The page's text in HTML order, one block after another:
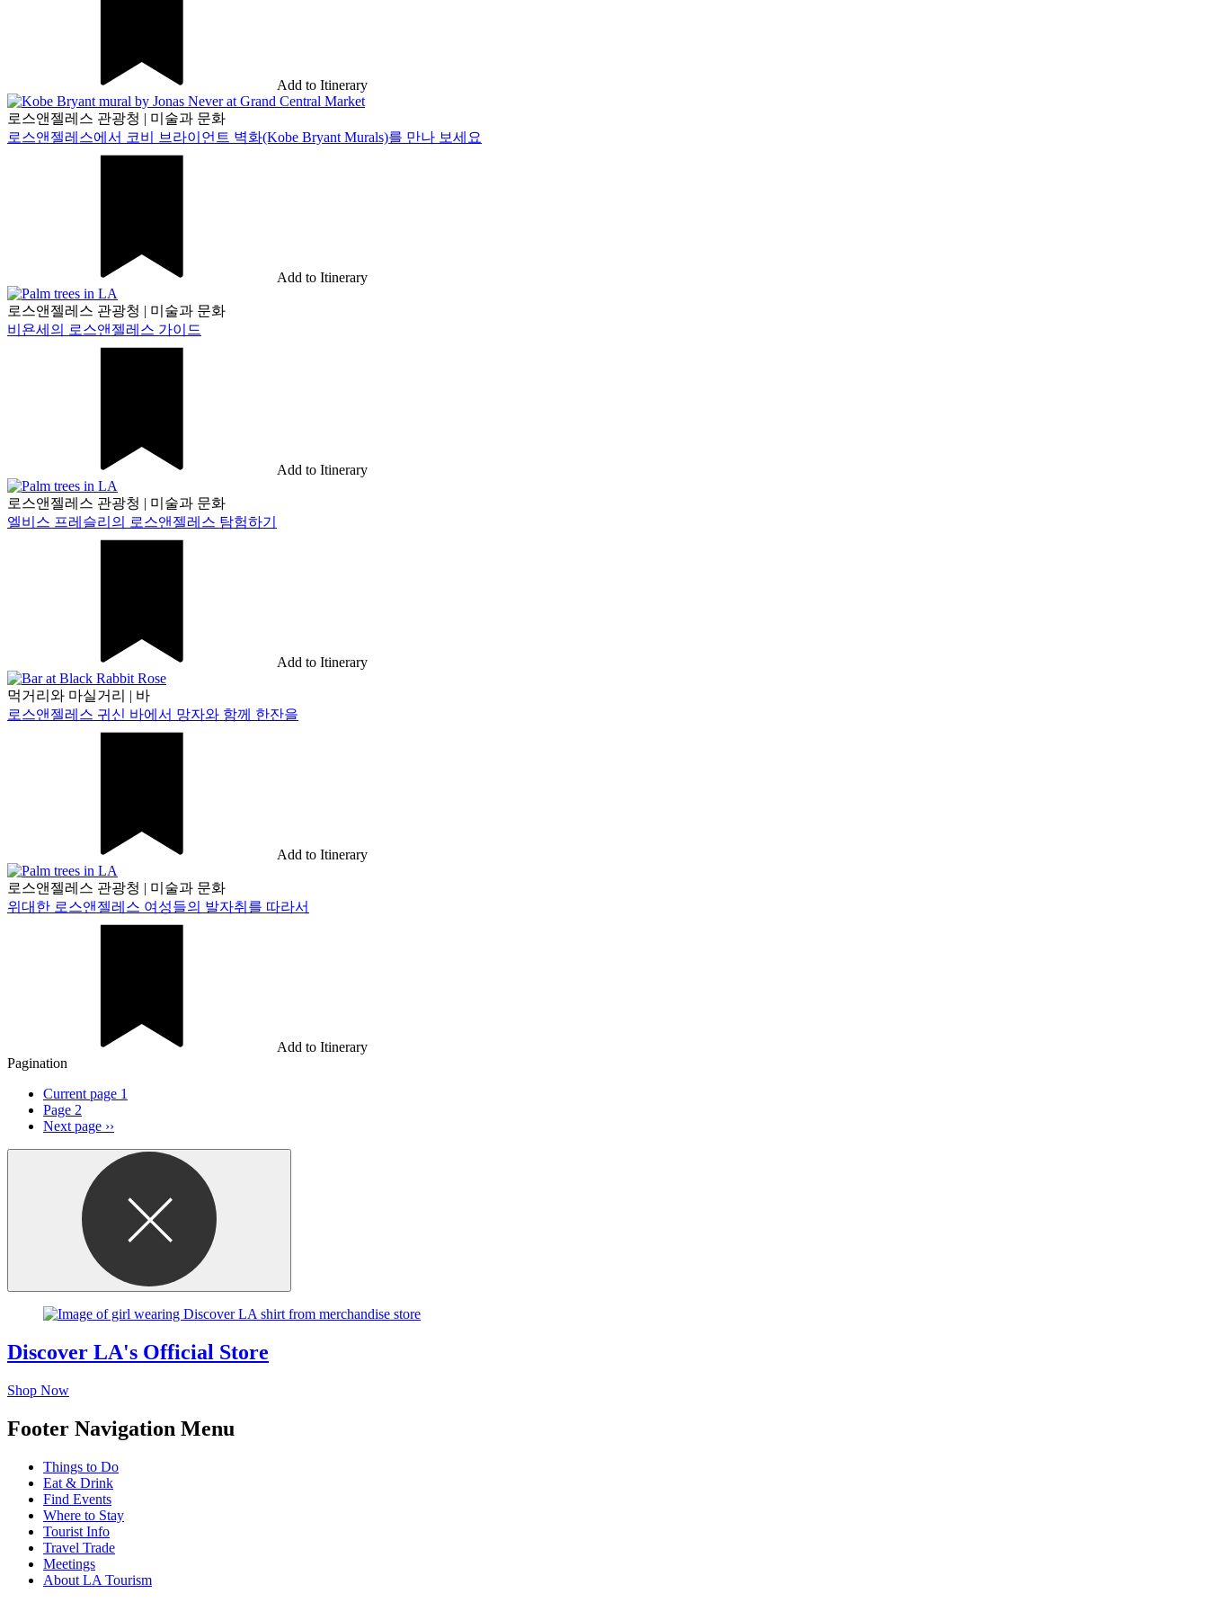
Add to Itinerary
로스앤젤레스 관광청 | 미술과 문화
로스앤젤레스에서 코비 브라이언트 벽화(Kobe Bryant Murals)를 만나 보세요
Add to Itinerary
로스앤젤레스 관광청 | 미술과 문화
비욘세의 로스앤젤레스 가이드
Add to Itinerary
로스앤젤레스 관광청 | 미술과 문화
엘비스 프레슬리의 로스앤젤레스 탐험하기
Add to Itinerary
먹거리와 마실거리 | 바
로스앤젤레스 귀신 바에서 망자와 함께 한잔을
Add to Itinerary
로스앤젤레스 관광청 | 미술과 문화
위대한 로스앤젤레스 여성들의 발자취를 따라서
Add to Itinerary
Pagination
Current page 1
Page 2
Next page ››
Discover LA's Official Store
Shop Now
Footer Navigation Menu
Things to Do
Eat & Drink
Find Events
Where to Stay
Tourist Info
Travel Trade
Meetings
About LA Tourism